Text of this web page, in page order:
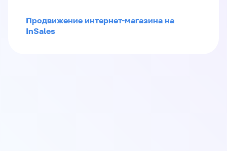
Продвижение интернет-магазина на
InSales